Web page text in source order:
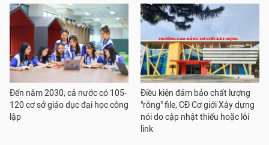
Đến năm 2030, cả nước có 105-
120 cơ sở giáo dục đại học công
lập
Điều kiện đảm bảo chất lượng
"rỗng" file, CĐ Cơ giới Xây dựng
nói do cập nhật thiếu hoặc lỗi
link